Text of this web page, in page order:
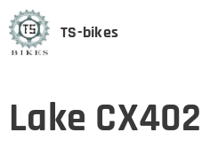
TS-bikes
Lake CX402